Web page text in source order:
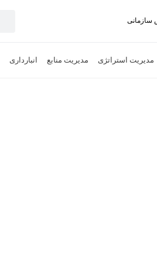
سازمانی
مدیریت استراتژی مدیریت منابع انبارداری